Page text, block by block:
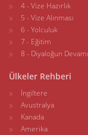
4 - Vize Hazırlık
5 - Vize Alınması
6 - Yolculuk
7 - Eğitim
8 - Diyaloğun Devamı
Ülkeler Rehberi
İngiltere
Avustralya
Kanada
Amerika